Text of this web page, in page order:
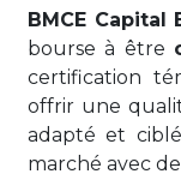
BMCE
bourse à être
certification
offrir une
adapté et
marché avec